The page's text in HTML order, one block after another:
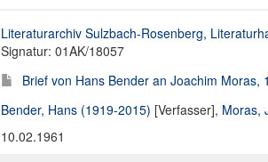
Literaturarchiv Sulzbach-Rosenberg,
Signatur: 01AK/18057
Brief von Hans Bender an Joachim Moras,
Bender, Hans (1919-2015) [Verfasser], Moras,
10.02.1961